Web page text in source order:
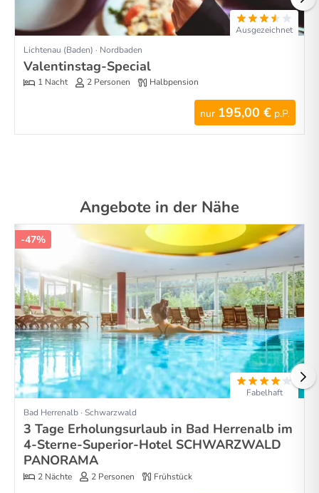
Ausgezeichnet
Lichtenau (Baden) · Nordbaden
Valentinstag-Special
1 Nacht 2 Personen Halbpension
nur 195,00 € p.P.
Angebote in der Nähe
-47%
Fabelhaft
Bad Herrenalb · Schwarzwald
3 Tage Erholungsurlaub in Bad Herrenalb im
4-Sterne-Superior-Hotel SCHWARZWALD
PANORAMA
2 Nächte 2 Personen Frühstück